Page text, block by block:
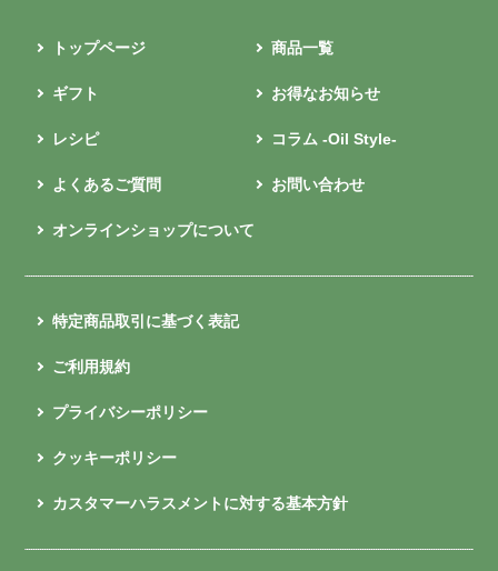
トップページ 商品一覧
ギフト お得なお知らせ
レシピ コラム -Oil Style-
よくあるご質問 お問い合わせ
オンラインショップについて
特定商品取引に基づく表記
ご利用規約
プライバシーポリシー
クッキーポリシー
カスタマーハラスメントに対する基本方針